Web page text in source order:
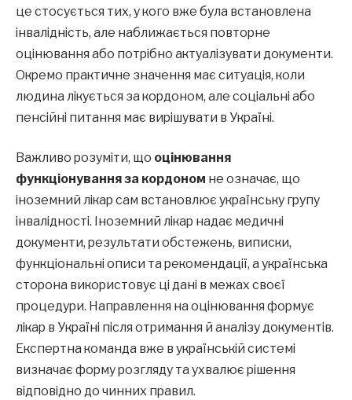
це стосується тих, у кого вже була встановлена
інвалідність, але наближається повторне
оцінювання або потрібно актуалізувати документи.
Окремо практичне значення має ситуація, коли
людина лікується за кордоном, але соціальні або
пенсійні питання має вирішувати в Україні.
Важливо розуміти, що оцінювання
функціонування за кордоном не означає, що
іноземний лікар сам встановлює українську групу
інвалідності. Іноземний лікар надає медичні
документи, результати обстежень, виписки,
функціональні описи та рекомендації, а українська
сторона використовує ці дані в межах своєї
процедури. Направлення на оцінювання формує
лікар в Україні після отримання й аналізу документів.
Експертна команда вже в українській системі
визначає форму розгляду та ухвалює рішення
відповідно до чинних правил.